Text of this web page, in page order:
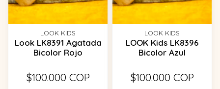
LOOK KIDS
Look LK8391 Agatada
Bicolor Rojo
$100.000 COP
LOOK KIDS
LOOK Kids LK8396
Bicolor Azul
$100.000 COP